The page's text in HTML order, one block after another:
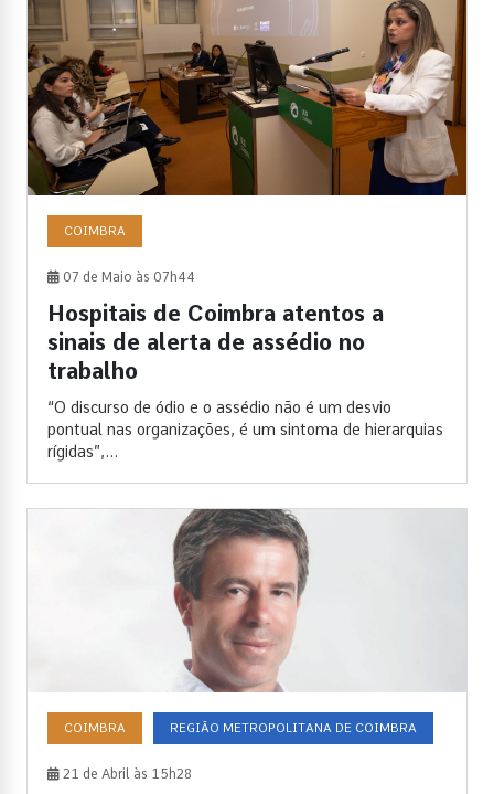
COIMBRA
07 de Maio às 07h44
Hospitais de Coimbra atentos a
sinais de alerta de assédio no
trabalho
“O discurso de ódio e o assédio não é um desvio
pontual nas organizações, é um sintoma de hierarquias
rígidas”,...
COIMBRA REGIÃO METROPOLITANA DE COIMBRA
21 de Abril às 15h28